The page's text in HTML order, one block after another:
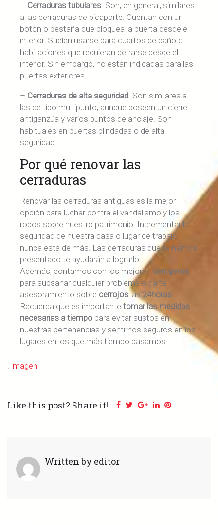
– Cerraduras tubulares. Son, en general, similares
a las cerraduras de picaporte. Cuentan con un
botón o pestaña que bloquea la puerta desde el
interior. Suelen usarse para cuartos de baño o
habitaciones que requieran cerrarse desde el
interior. Sin embargo, no están indicadas para las
puertas exteriores.
– Cerraduras de alta seguridad. Son similares a
las de tipo multipunto, aunque poseen un cierre
antiganzúa y varios puntos de anclaje. Son
habituales en puertas blindadas o de alta
seguridad.
Por qué renovar las
cerraduras
Renovar las cerraduras antiguas es la mejor
opción para luchar contra el vandalismo y los
robos sobre nuestro patrimonio. Incrementar la
seguridad de nuestra casa o lugar de trabajo
nunca está de más. Las cerraduras que te hemos
presentado te ayudarán a lograrlo.
Además, contamos con los mejores cerrajeros
para subsanar cualquier problema o darte
asesoramiento sobre cerrojoslas24horas.
Recuerda que es importante tomar las medidas
necesarias a tiempo para evitar sustos en
nuestras pertenencias y sentirnos seguros en los
lugares en los que más tiempo pasamos.
imagen
Like this post? Share it! Facebook
TwitterGoogle+
LinkedInPinterest
Written by editor